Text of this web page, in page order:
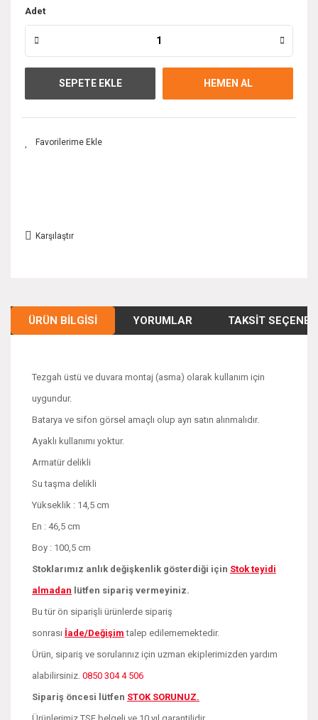
Adet
SEPETE EKLE HEMEN AL
Karşılaştır
ÜRÜN BILGISI YORUMLAR TAKSIT
Tezgah üstü ve duvara montaj (asma) olarak kullanım için
uygundur.
Batarya ve sifon görsel amaçlı olup ayrı satın alınmalıdır.
Ayaklı kullanımı yoktur.
Armatür delikli
Su taşma delikli
Yükseklik : 14,5 cm
En : 46,5 cm
Boy : 100,5 cm
Stoklarımız anlık değişkenlik gösterdiği için Stok teyidi
almadan lütfen sipariş vermeyiniz.
Bu tür ön siparişli ürünlerde sipariş
sonrası İade/Değişim talep edilememektedir.
Ürün, sipariş ve sorularınız için uzman ekiplerimizden yardım
alabilirsiniz. 0850 304 4 506
Sipariş öncesi lütfen STOK SORUNUZ.